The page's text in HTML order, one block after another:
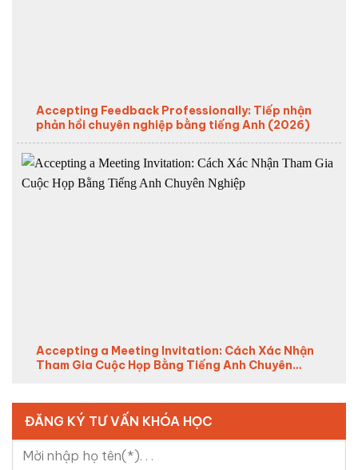
Accepting Feedback Professionally: Tiếp nhận
phản hồi chuyên nghiệp bằng tiếng Anh (2026)
Accepting a Meeting Invitation: Cách Xác Nhận
Tham Gia Cuộc Họp Bằng Tiếng Anh Chuyên
ĐĂNG KÝ TƯ VẤN KHÓA HỌC